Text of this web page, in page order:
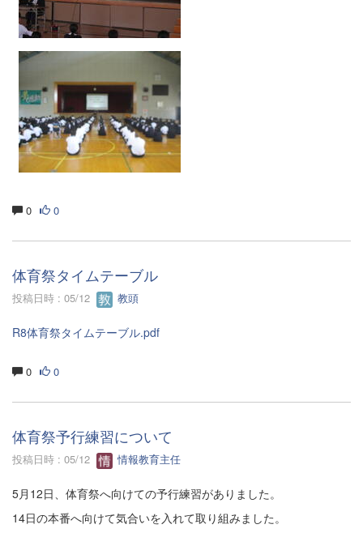
0 0
体育祭タイムテーブル
投稿日時 : 05/12 教頭
R8体育祭タイムテーブル.pdf
0 0
体育祭予行練習について
投稿日時 : 05/12 情報教育主任
5月12日、体育祭へ向けての予行練習がありました。
14日の本番へ向けて気合いを入れて取り組みました。